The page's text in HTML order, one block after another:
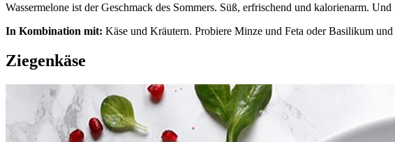
Wassermelone ist der Geschmack des Sommers. Süß, erfrischend und kalorienarm.
In Kombination mit: Käse und Kräutern. Probiere Minze und Feta oder Basilikum
Ziegenkäse